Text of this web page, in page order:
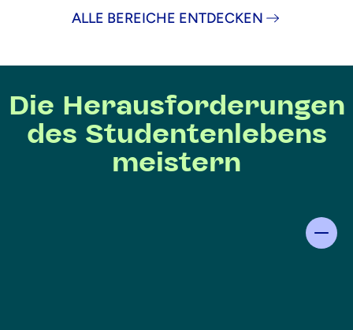
ALLE BEREICHE ENTDECKEN
Die Herausforderungen
des Studentenlebens
meistern